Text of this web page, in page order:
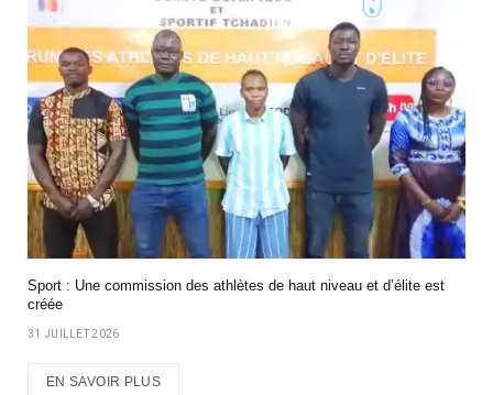
Sport : Une commission des athlètes de haut niveau et d’élite est
créée
31 JUILLET 2026
EN SAVOIR PLUS